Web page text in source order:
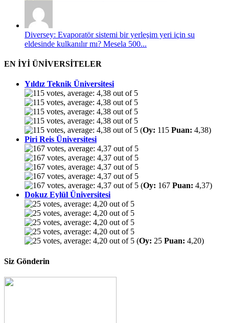
Diversey: Evaporatör sistemi bir yerleşim yeri için su
eldesinde kulkanılır mı? Mesela 500...
EN İYİ ÜNİVERSİTELER
Yıldız Teknik Üniversitesi
(Oy: 115 Puan: 4,38)
Piri Reis Üniversitesi
(Oy: 167 Puan: 4,37)
Dokuz Eylül Üniversitesi
(Oy: 25 Puan: 4,20)
Siz Gönderin